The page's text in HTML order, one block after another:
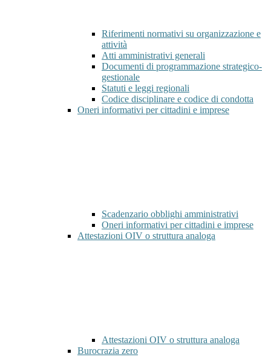
Riferimenti normativi su organizzazione e
attività
Atti amministrativi generali
Documenti di programmazione strategico-
gestionale
Statuti e leggi regionali
Codice disciplinare e codice di condotta
Oneri informativi per cittadini e imprese
Scadenzario obblighi amministrativi
Oneri informativi per cittadini e imprese
Attestazioni OIV o struttura analoga
Attestazioni OIV o struttura analoga
Burocrazia zero